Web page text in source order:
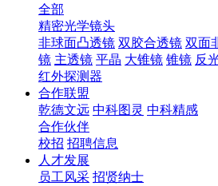
全部
精密光学镜头
非球面凸透镜 双胶合透镜 双面
镜 主透镜 平晶 大锥镜 锥镜 反
红外探测器
合作联盟
乾德文远 中科图灵 中科精感
合作伙伴
校招 招聘信息
人才发展
员工风采 招贤纳士